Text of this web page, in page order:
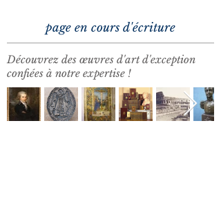
page en cours d'écriture
Découvrez des œuvres d'art d'exception
confiées à notre expertise !